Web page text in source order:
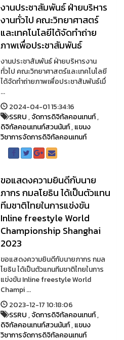
งานประชาสัมพันธ์ ฝ่ายบริหาร
งานทั่วไป คณะวิทยาศาสตร์
และเทคโนโลยีได้จัดทำถ่าย
ภาพเพื่อประชาสัมพันธ์
งานประชาสัมพันธ์ ฝ่ายบริหารงาน
ทั่วไป คณะวิทยาศาสตร์และเทคโนโลยี
ได้จัดทำถ่ายภาพเพื่อประชาสัมพันธ์เมื่
...
2024-04-01 15:34:16
SSRU,จัดการดิจิทัลคอนเทนท์,
ดิจิทัลคอนเทนท์สวนนันท์,แขนง
วิชาการจัดการดิจิทัลคอนเทนท์
ขอแสดงความยินดีกับนาย
ภากร กมลโยธิน ได้เป็นตัวแทน
ทีมชาติไทยในการแข่งขัน
Inline freestyle World
Championship Shanghai
2023
ขอแสดงความยินดีกับนายภากร กมล
โยธิน ได้เป็นตัวแทนทีมชาติไทยในการ
แข่งขัน Inline freestyle World
Champi ...
2023-12-17 10:18:06
SSRU,จัดการดิจิทัลคอนเทนท์,
ดิจิทัลคอนเทนท์สวนนันท์,แขนง
วิชาการจัดการดิจิทัลคอนเทนท์